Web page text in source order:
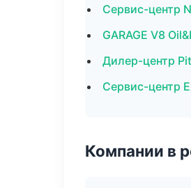
Сервис-центр
GARAGE V8
Дилер-центр
Сервис-центр
Компании в